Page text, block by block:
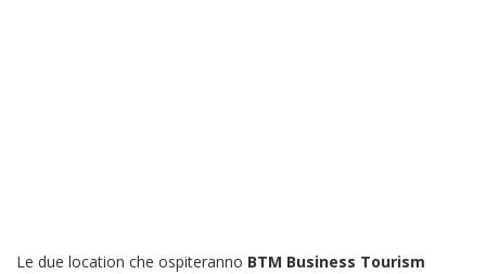
Le due location che ospiteranno BTM Business Tourism